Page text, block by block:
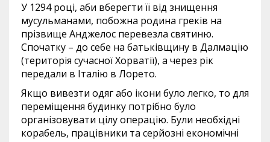
У 1294 році, аби вберегти її від знищення
мусульманами, побожна родина греків на
прізвище Анджелос перевезла святиню.
Спочатку – до себе на батьківщину в Далмацію
(територія сучасної Хорватії), а через рік
передали в Італію в Лорето.
Якщо вивезти одяг або ікони було легко, то для
переміщення будинку потрібно було
організовувати цілу операцію. Були необхідні
корабель, працівники та серйозні економічні